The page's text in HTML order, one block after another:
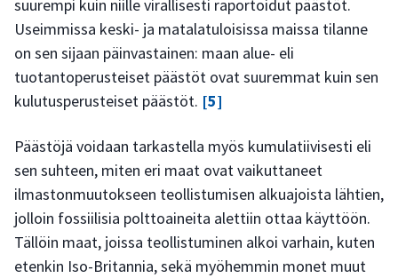
suurempi kuin niille virallisesti raportoidut päästöt.
Useimmissa keski- ja matalatuloisissa maissa tilanne
on sen sijaan päinvastainen: maan alue- eli
tuotantoperusteiset päästöt ovat suuremmat kuin sen
kulutusperusteiset päästöt. [5]
Päästöjä voidaan tarkastella myös kumulatiivisesti eli
sen suhteen, miten eri maat ovat vaikuttaneet
ilmastonmuutokseen teollistumisen alkuajoista lähtien,
jolloin fossiilisia polttoaineita alettiin ottaa käyttöön.
Tällöin maat, joissa teollistuminen alkoi varhain, kuten
etenkin Iso-Britannia, sekä myöhemmin monet muut